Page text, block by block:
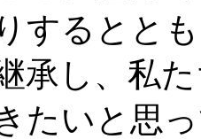
りするとと
承し、私
たいと思